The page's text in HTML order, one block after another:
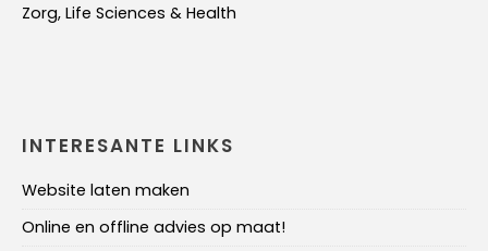
Zorg, Life Sciences & Health
INTERESANTE LINKS
Website laten maken
Online en offline advies op maat!